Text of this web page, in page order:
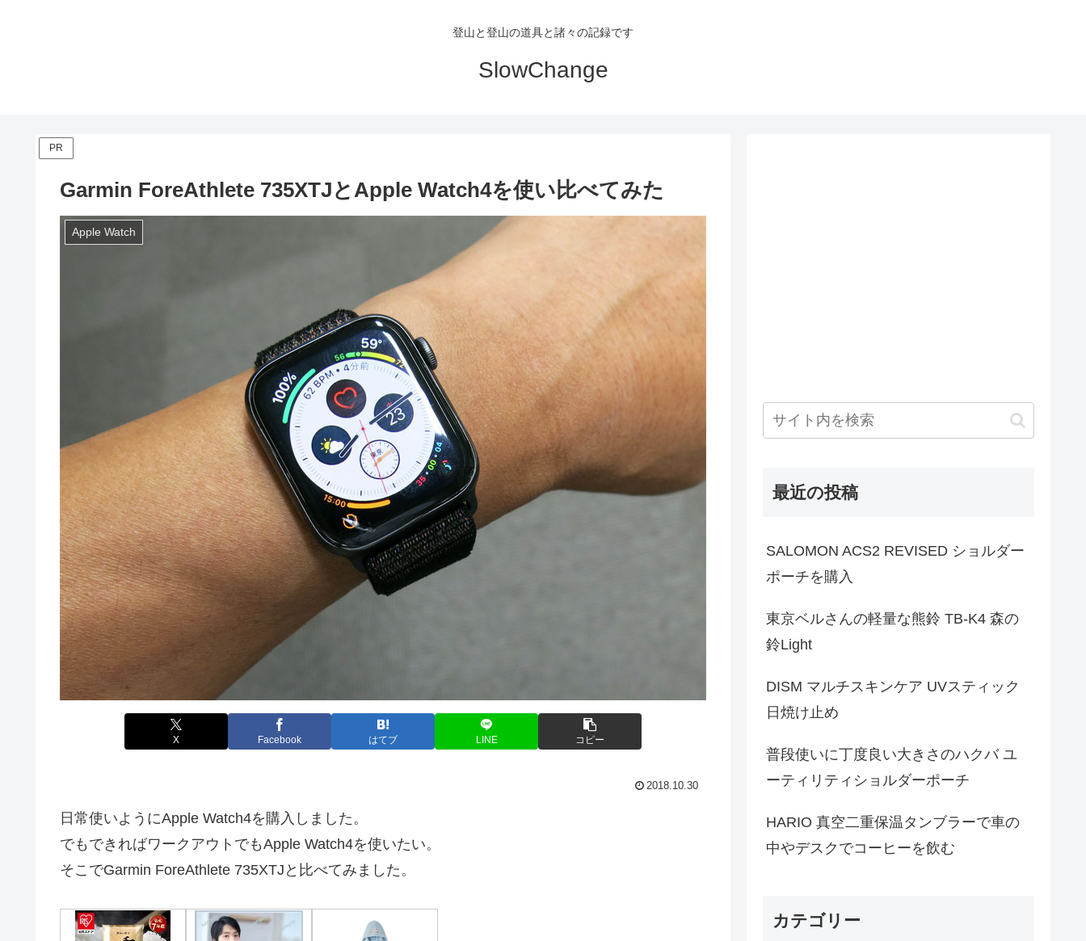
登山と登山の道具と諸々の記録です
SlowChange
PR
Garmin ForeAthlete 735XTJとApple Watch4を使い比べてみた
Apple Watch
X Facebook はてブ LINE コピー
2018.10.30
日常使いようにApple Watch4を購入しました。
でもできればワークアウトでもApple Watch4を使いたい。
そこでGarmin ForeAthlete 735XTJと比べてみました。
最近の投稿
SALOMON ACS2 REVISED ショルダー
ポーチを購入
東京ベルさんの軽量な熊鈴 TB-K4 森の
鈴Light
DISM マルチスキンケア UVスティック
日焼け止め
普段使いに丁度良い大きさのハクバ ユ
ーティリティショルダーポーチ
HARIO 真空二重保温タンブラーで車の
中やデスクでコーヒーを飲む
カテゴリー